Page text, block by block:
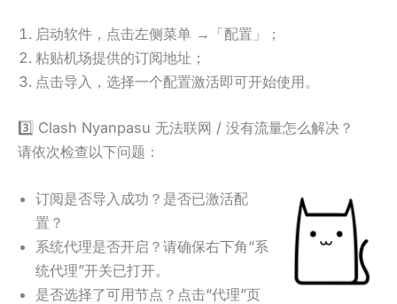
启动软件，点击左侧菜单 →「配置」；
粘贴机场提供的订阅地址；
点击导入，选择一个配置激活即可开始使用。
3️⃣ Clash Nyanpasu 无法联网 / 没有流量怎么解决？
请依次检查以下问题：
订阅是否导入成功？是否已激活配
置？
系统代理是否开启？请确保右下角“系
统代理”开关已打开。
是否选择了可用节点？点击“代理”页